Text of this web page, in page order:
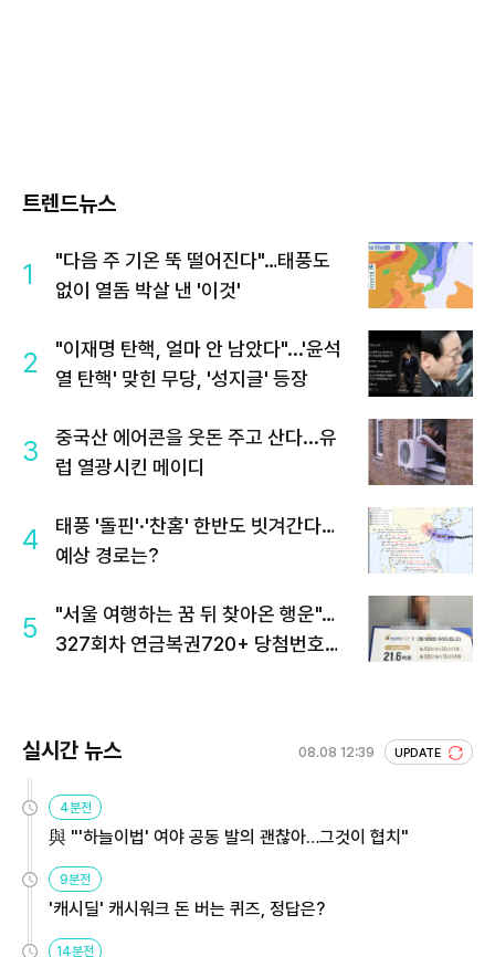
트렌드뉴스
1
"다음 주 기온 뚝 떨어진다"…태풍도
없이 열돔 박살 낸 '이것'
2
"이재명 탄핵, 얼마 안 남았다"...'윤석
열 탄핵' 맞힌 무당, '성지글' 등장
3
중국산 에어콘을 웃돈 주고 산다...유
럽 열광시킨 메이디
4
태풍 '돌핀'·'찬홈' 한반도 빗겨간다…
예상 경로는?
5
"서울 여행하는 꿈 뒤 찾아온 행운"…
327회차 연금복권720+ 당첨번호조
실시간 뉴스 08.08 12:39 UPDATE
4분전
與 "'하늘이법' 여야 공동 발의 괜찮아…그것이 협치"
9분전
'캐시딜' 캐시워크 돈 버는 퀴즈, 정답은?
14분전